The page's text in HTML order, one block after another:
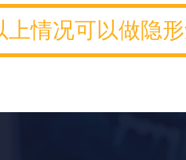
上情况可以做隐